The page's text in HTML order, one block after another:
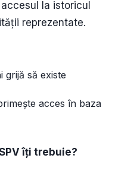
la istoricul
reprezentate.
grijă să existe
acces în baza
îți trebuie?